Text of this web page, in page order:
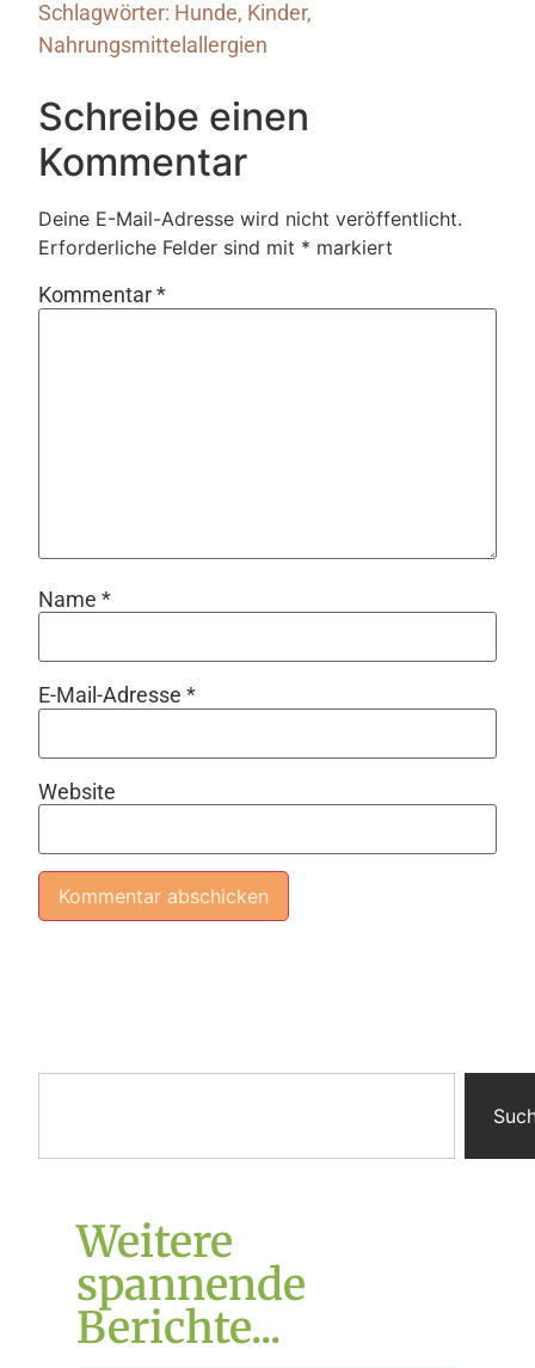
Schlagwörter: Hunde, Kinder,
Nahrungsmittelallergien
Schreibe einen
Kommentar
Deine E-Mail-Adresse wird nicht veröffentlicht.
Erforderliche Felder sind mit * markiert
Kommentar*
Name *
E-Mail-Adresse *
Website
Weitere
spannende
Berichte...